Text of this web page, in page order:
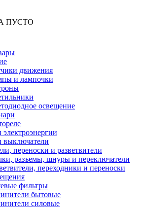
ПУСТО
движения
и лампочки
освещение
выключатели
переноски и разветвители
разъемы, шнуры и переключатели
переходники и переноски
фильтры
бытовые
силовые